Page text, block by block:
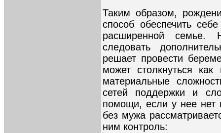
Таким образом,
способ обеспечить
расширенной
следовать
решает провести
может столкнуться
материальные
сетей поддержки и
помощи, если у нее нет
без мужа
ним контроль: